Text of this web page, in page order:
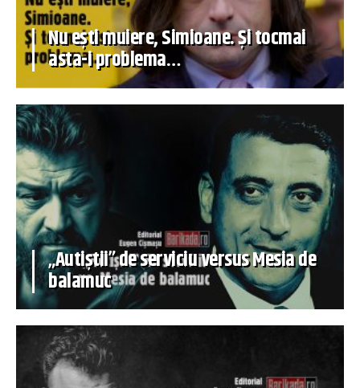
Nu ești muiere, Simioane. Și tocmai
asta-i problema…
„Autiștii” de serviciu versus Mesia de
balamuc